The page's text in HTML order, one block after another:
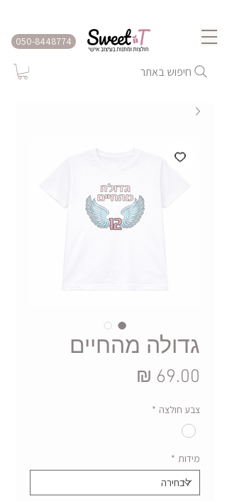
חיפוש באתר
050-8448774
גדולה מהחיים
צבע חולצה *
מידות *